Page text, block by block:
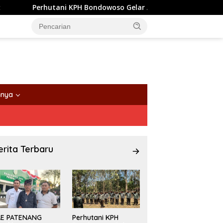
Perhutani KPH Bondowoso Gelar Apel Siaga dan Simulasi
Terbaru
PATENANG
Perhutani KPH